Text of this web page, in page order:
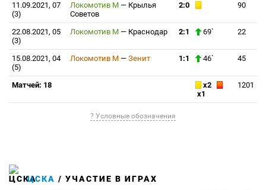
11.09.2021, 07
(3)
Локомотив М — Крылья
Советов
2:0 90
22.08.2021, 05
(3)
Локомотив М — Краснодар 2:1 69` 22
15.08.2021, 04
(5)
Локомотив М — Зенит 1:1 46` 45
Матчей: 18
x2
x1
1201
? Условные обозначения
ЦСКА / УЧАСТИЕ В ИГРАХ